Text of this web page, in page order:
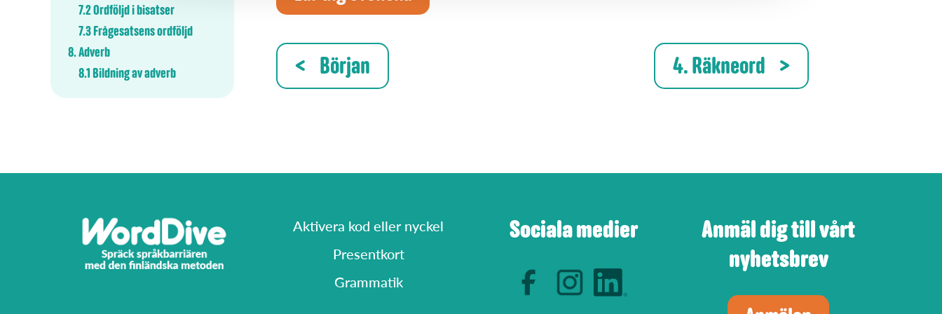
7.2 Ordföljd i bisatser
7.3 Frågesatsens ordföljd
8. Adverb
8.1 Bildning av adverb
Början 4. Räkneord
Aktivera kod eller nyckel
Presentkort
Grammatik
Sociala medier
Anmäl dig till vårt
nyhetsbrev